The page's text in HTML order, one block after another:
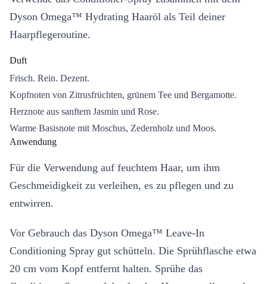
Dyson Omega™ Hydrating Haaröl als Teil deiner
Haarpflegeroutine.
Duft
Frisch. Rein. Dezent.
Kopfnoten von Zitrusfrüchten, grünem Tee und Bergamotte.
Herznote aus sanftem Jasmin und Rose.
Warme Basisnote mit Moschus, Zedernholz und Moos.
Anwendung
Für die Verwendung auf feuchtem Haar, um ihm
Geschmeidigkeit zu verleihen, es zu pflegen und zu
entwirren.
Vor Gebrauch das Dyson Omega™ Leave-In
Conditioning Spray gut schütteln. Die Sprühflasche etwa
20 cm vom Kopf entfernt halten. Sprühe das